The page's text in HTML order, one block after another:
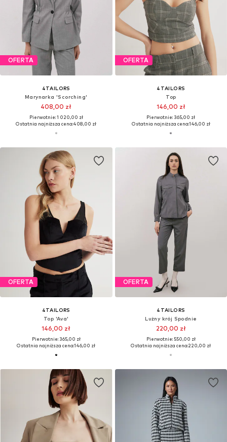
OFERTA
4TAILORS
Marynarka 'Scorching'
408,00 zł
Pierwotnie: 1 020,00 zł
Ostatnia najniższa cena:408,00 zł
OFERTA
4TAILORS
Top
146,00 zł
Pierwotnie: 365,00 zł
Ostatnia najniższa cena:146,00 zł
OFERTA
4TAILORS
Top 'Ava'
146,00 zł
Pierwotnie: 365,00 zł
Ostatnia najniższa cena:146,00 zł
OFERTA
4TAILORS
Lużny krój Spodnie
220,00 zł
Pierwotnie: 550,00 zł
Ostatnia najniższa cena:220,00 zł